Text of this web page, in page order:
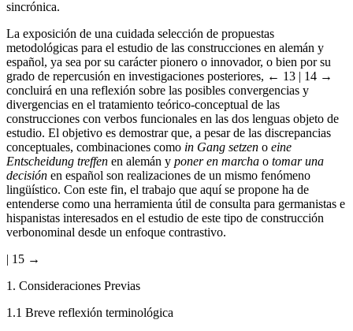
metodológicas para el estudio de las construcciones en alemán y
español, ya sea por su carácter pionero o innovador, o bien por su
grado de repercusión en investigaciones posteriores,← 13 | 14 →
concluirá en una reflexión sobre las posibles convergencias y
divergencias en el tratamiento teórico-conceptual de las
construcciones con verbos funcionales en las dos lenguas objeto de
estudio. El objetivo es demostrar que, a pesar de las discrepancias
conceptuales, combinaciones comoin Gang setzenoeine
Entscheidung treffenen alemán yponer en marcha otomar una
decisiónen español son realizaciones de un mismo fenómeno
lingüístico. Con este fin, el trabajo que aquí se propone ha de
entenderse como una herramienta útil de consulta para germanistas e
hispanistas interesados en el estudio de este tipo de construcción
verbonominal desde un enfoque contrastivo.